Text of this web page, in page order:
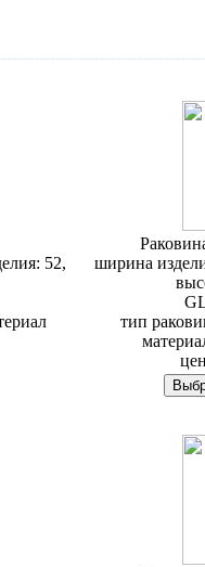
52,
ширина
тип